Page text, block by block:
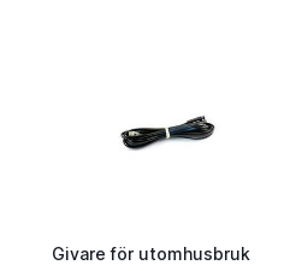
Givare för utomhusbruk